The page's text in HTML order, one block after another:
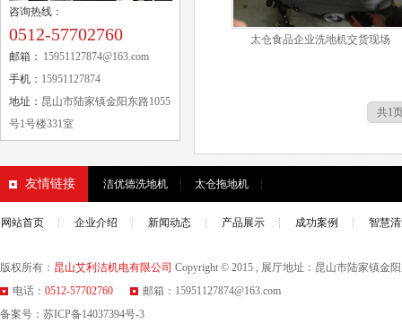
咨询热线：
0512-57702760
邮箱： 15951127874@163.com
手机： 15951127874
地址： 昆山市陆家镇金阳东路1055
号1号楼331室
太仓食品企业洗地机交货现场
共1
友情链接 洁优德洗地机 太仓拖地机
网站首页 企业介绍 新闻动态 产品展示 成功案例 智慧
版权所有： 昆山艾利洁机电有限公司 Copyright © 2015 , 展厅地址：昆山市陆家镇金
电话： 0512-57702760
邮箱：15951127874@163.com
备案号： 苏ICP备14037394号-3